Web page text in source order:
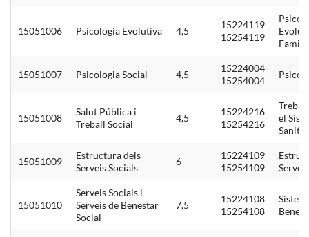
15051006 Psicologia Evolutiva 4,5
15224119
15254119
15051007 Psicologia Social 4,5
15224004
15254004
15051008
Salut Pública i
Treball Social
4,5
15224216
15254216
el
15051009
Estructura dels
Serveis Socials
6
15224109
15254109
15051010
Serveis Socials i
Serveis de Benestar
Social
7,5
15224108
15254108